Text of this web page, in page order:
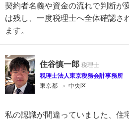
契約者名義や資金の流れで判断が
は残し、一度税理士へ全体確認さ
ます。
住谷慎一郎
税理士法人東京税務会計事務所
東京都
＞ 中央区
私の認識が間違っていました、住